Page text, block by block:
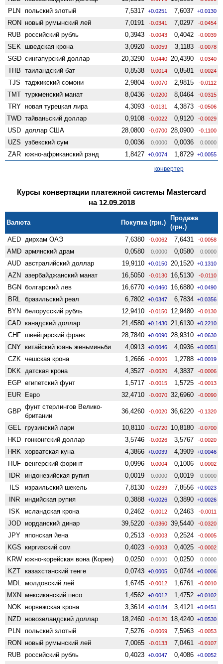
PLN польский злотый 7,5317 +0.0251 7,6037 +0.0130
RON новый румынский лей 7,0191 -0.0341 7,0297 -0.0454
RUB российский рубль 0,3943 -0.0043 0,4042 -0.0039
SEK шведская крона 3,0920 -0.0059 3,1183 -0.0078
SGD сингапурский доллар 20,3290 -0.0440 20,4390 -0.0340
THB таиландский бат 0,8538 -0.0014 0,8581 -0.0024
TJS таджикский сомони 2,9804 -0.0070 2,9815 -0.0112
TMT туркменский манат 8,0436 -0.0200 8,0464 -0.0315
TRY новая турецкая лира 4,3093 -0.0131 4,3873 -0.0506
TWD тайваньский доллар 0,9108 -0.0022 0,9120 -0.0029
USD доллар США 28,0800 -0.0700 28,0900 -0.1100
UZS узбекский сум 0,0036 0.0000 0,0036 0.0000
ZAR южно-африканский рэнд 1,8427 +0.0074 1,8729 +0.0055
конвертер
Курсы конвертации платежной системы Mastercard
на 12.09.2018
Валюта Покупка (грн.)
Продажа
(грн.)
AED дирхам ОАЭ 7,6380 -0.0062 7,6431 -0.0058
AMD армянский драм 0,0580 0.0000 0,0580 0.0000
AUD австралийский доллар 19,9110 +0.0150 20,1520 +0.1310
AZN азербайджанский манат 16,5050 -0.0130 16,5130 -0.0110
BGN болгарский лев 16,6770 +0.0460 16,6880 +0.0490
BRL бразильский реал 6,7802 +0.0347 6,7834 +0.0356
BYN белорусский рубль 12,9410 -0.0150 12,9480 -0.0130
CAD канадский доллар 21,4580 +0.1430 21,6130 +0.2210
CHF швейцарский франк 28,7840 +0.0090 28,9310 +0.0630
CNY китайский юань женьминьби 4,0913 +0.0046 4,0936 +0.0051
CZK чешская крона 1,2666 -0.0006 1,2788 +0.0019
DKK датская крона 4,3527 -0.0020 4,3837 -0.0006
EGP египетский фунт 1,5717 -0.0015 1,5725 -0.0013
EUR Евро 32,4710 -0.0070 32,6960 -0.0090
GBP
фунт стерлингов Велико­
британии
36,4260 -0.0020 36,6220 -0.1320
GEL грузинский лари 10,8110 -0.0720 10,8180 -0.0700
HKD гонконгский доллар 3,5746 -0.0026 3,5767 -0.0020
HRK хорватская куна 4,3866 +0.0039 4,3909 +0.0046
HUF венгерский форинт 0,0996 -0.0004 0,1006 -0.0002
IDR индонезийская рупия 0,0019 0.0000 0,0019 0.0000
ILS израильский шекель 7,8130 -0.0239 7,8556 +0.0023
INR индийская рупия 0,3888 +0.0026 0,3890 +0.0026
ISK исландская крона 0,2462 -0.0012 0,2463 -0.0011
JOD иорданский динар 39,5220 -0.0360 39,5440 -0.0320
JPY японская йена 0,2513 -0.0003 0,2524 -0.0005
KGS киргизский сом 0,4023 -0.0003 0,4025 -0.0002
KRW южно-корейская вона (Корея) 0,0250 0.0000 0,0250 0.0000
KZT казахстанский тенге 0,0743 +0.0005 0,0744 +0.0006
MDL молдовский лей 1,6745 -0.0012 1,6761 -0.0010
MXN мексиканский песо 1,4562 +0.0012 1,4752 +0.0102
NOK норвежская крона 3,3614 +0.0184 3,4121 +0.0451
NZD ново­зеландский доллар 18,2460 -0.0120 18,4240 +0.0530
PLN польский злотый 7,5276 -0.0069 7,5963 -0.0053
RON новый румынский лей 7,0065 -0.0133 7,0461 -0.0107
RUB российский рубль 0,4023 +0.0047 0,4086 +0.0052